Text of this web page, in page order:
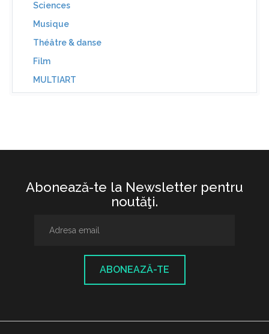
Sciences
Musique
Théâtre & danse
Film
MULTIART
Abonează-te la Newsletter pentru
noutăţi.
ABONEAZĂ-TE